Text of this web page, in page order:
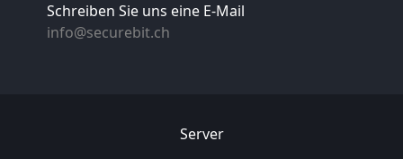
Schreiben Sie uns eine E-Mail
info@securebit.ch
Server